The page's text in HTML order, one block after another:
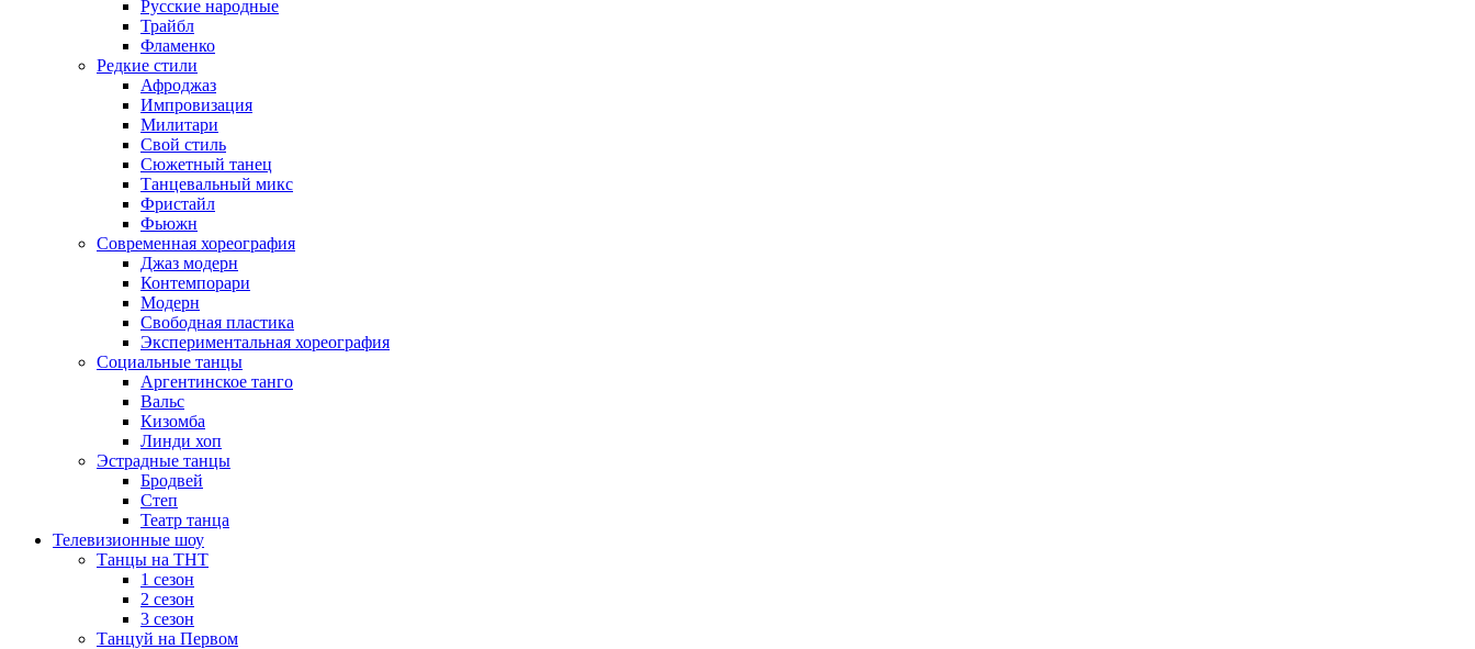
Русские народные
Трайбл
Фламенко
Редкие стили
Афроджаз
Импровизация
Милитари
Свой стиль
Сюжетный танец
Танцевальный микс
Фристайл
Фьюжн
Современная хореография
Джаз модерн
Контемпорари
Модерн
Свободная пластика
Экспериментальная хореография
Социальные танцы
Аргентинское танго
Вальс
Кизомба
Линди хоп
Эстрадные танцы
Бродвей
Степ
Театр танца
Телевизионные шоу
Танцы на ТНТ
1 сезон
2 сезон
3 сезон
Танцуй на Первом